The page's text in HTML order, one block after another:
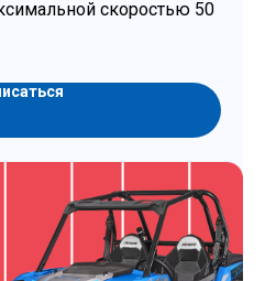
скоростью 50